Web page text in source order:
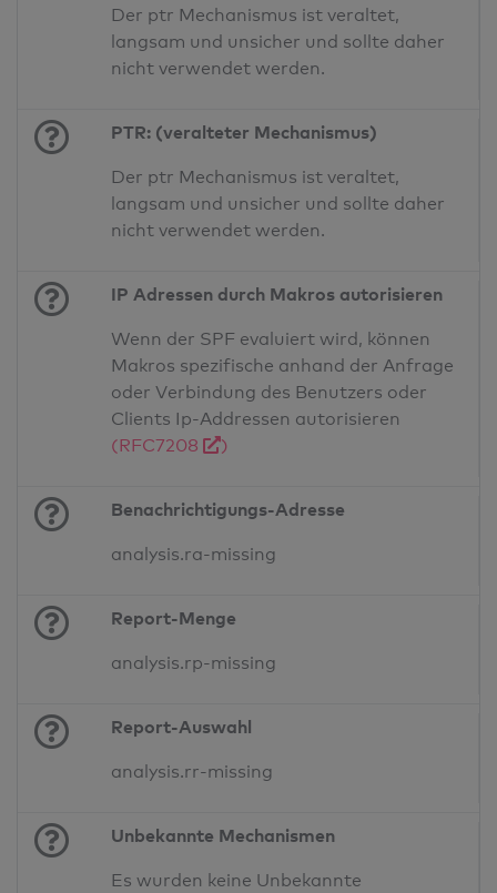
Der ptr Mechanismus ist veraltet,
langsam und unsicher und sollte daher
nicht verwendet werden.
PTR: (veralteter Mechanismus)
Der ptr Mechanismus ist veraltet,
langsam und unsicher und sollte daher
nicht verwendet werden.
IP Adressen durch Makros autorisieren
Wenn der SPF evaluiert wird, können
Makros spezifische anhand der Anfrage
oder Verbindung des Benutzers oder
Clients Ip-Addressen autorisieren
(RFC7208
)
Benachrichtigungs-Adresse
analysis.ra-missing
Report-Menge
analysis.rp-missing
Report-Auswahl
analysis.rr-missing
Unbekannte Mechanismen
Es wurden keine Unbekannte